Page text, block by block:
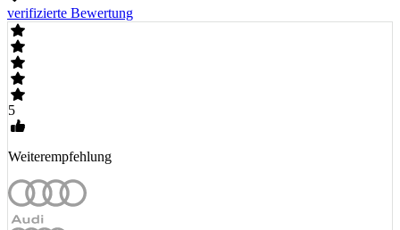
verifizierte Bewertung
5
Weiterempfehlung